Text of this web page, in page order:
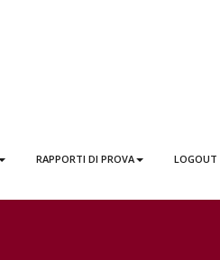
RAPPORTI DI PROVA LOGOUT